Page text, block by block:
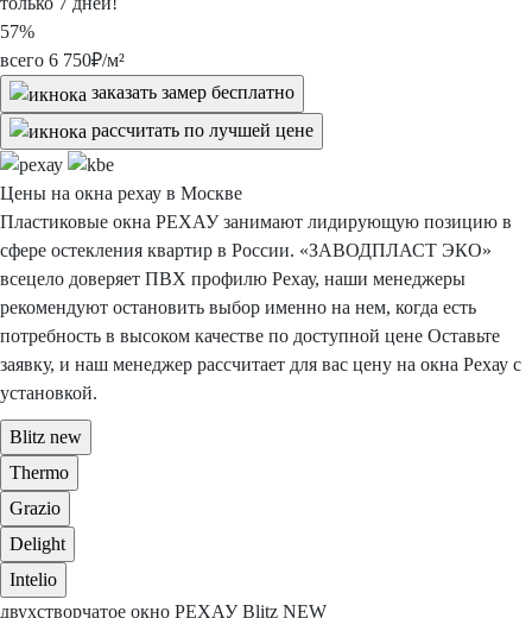
57%
всего 6 750₽/м²
заказать замер бесплатно
рассчитать по лучшей цене
Цены на окна рехау в Москве
Пластиковые окна РЕХАУзанимают лидирующую позицию в
сфере остекления квартир в России. «ЗАВОДПЛАСТ ЭКО»
всецело доверяет ПВХ профилю Рехау, наши менеджеры
рекомендуют остановить выбор именно на нем, когда есть
потребность в высоком качестве по доступной цене Оставьте
заявку, и наш менеджер рассчитает для вас цену на окна Рехау с
установкой.
Blitz new
Thermo
Grazio
Delight
Intelio
двухстворчатое окно РЕХАУ Blitz NEW